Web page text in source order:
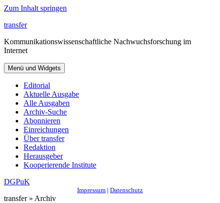
Zum Inhalt springen
transfer
Kommunikationswissenschaftliche Nachwuchsforschung im
Internet
Menü und Widgets
Editorial
Aktuelle Ausgabe
Alle Ausgaben
Archiv-Suche
Abonnieren
Einreichungen
Über transfer
Redaktion
Herausgeber
Kooperierende Institute
DGPuK
Impressum | Datenschutz
transfer » Archiv